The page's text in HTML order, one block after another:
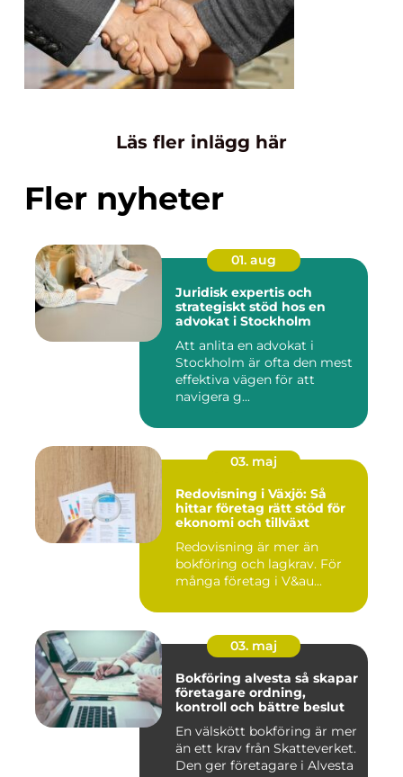
Läs fler inlägg här
Fler nyheter
01. aug
Juridisk expertis och
strategiskt stöd hos en
advokat i Stockholm
Att anlita en advokat i
Stockholm är ofta den mest
effektiva vägen för att
navigera g...
03. maj
Redovisning i Växjö: Så
hittar företag rätt stöd för
ekonomi och tillväxt
Redovisning är mer än
bokföring och lagkrav. För
många företag i V&au...
03. maj
Bokföring alvesta så skapar
företagare ordning,
kontroll och bättre beslut
En välskött bokföring är mer
än ett krav från Skatteverket.
Den ger företagare i Alvesta